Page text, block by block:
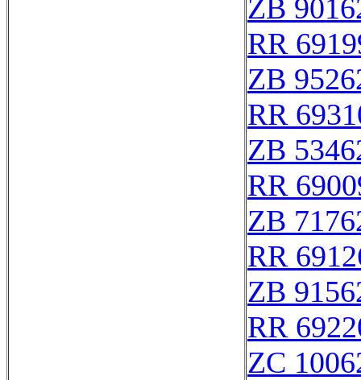
ZB
RR
ZB
RR
ZB
RR
ZB
RR
ZB
RR
ZC